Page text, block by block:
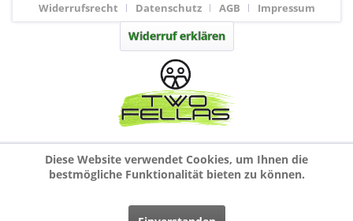
Widerrufsrecht
Datenschutz AGB Impressum
Widerruf erklären
Diese Website verwendet Cookies, um Ihnen die
bestmögliche Funktionalität bieten zu können.